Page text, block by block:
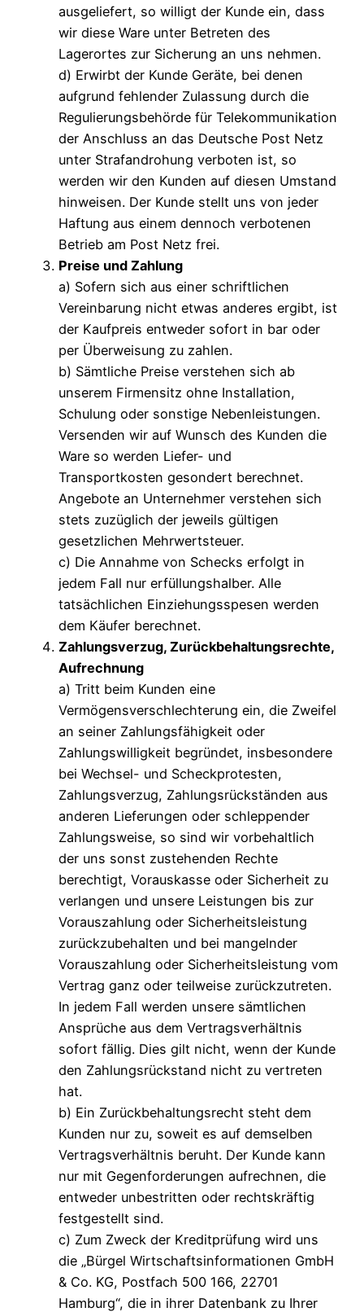
ausgeliefert, so willigt der Kunde ein, dass
wir diese Ware unter Betreten des
Lagerortes zur Sicherung an uns nehmen.
d) Erwirbt der Kunde Geräte, bei denen
aufgrund fehlender Zulassung durch die
Regulierungsbehörde für Telekommunikation
der Anschluss an das Deutsche Post Netz
unter Strafandrohung verboten ist, so
werden wir den Kunden auf diesen Umstand
hinweisen. Der Kunde stellt uns von jeder
Haftung aus einem dennoch verbotenen
Betrieb am Post Netz frei.
Preise und Zahlung
a) Sofern sich aus einer schriftlichen
Vereinbarung nicht etwas anderes ergibt, ist
der Kaufpreis entweder sofort in bar oder
per Überweisung zu zahlen.
b) Sämtliche Preise verstehen sich ab
unserem Firmensitz ohne Installation,
Schulung oder sonstige Nebenleistungen.
Versenden wir auf Wunsch des Kunden die
Ware so werden Liefer- und
Transportkosten gesondert berechnet.
Angebote an Unternehmer verstehen sich
stets zuzüglich der jeweils gültigen
gesetzlichen Mehrwertsteuer.
c) Die Annahme von Schecks erfolgt in
jedem Fall nur erfüllungshalber. Alle
tatsächlichen Einziehungsspesen werden
dem Käufer berechnet.
Zahlungsverzug, Zurückbehaltungsrechte,
Aufrechnung
a) Tritt beim Kunden eine
Vermögensverschlechterung ein, die Zweifel
an seiner Zahlungsfähigkeit oder
Zahlungswilligkeit begründet, insbesondere
bei Wechsel- und Scheckprotesten,
Zahlungsverzug, Zahlungsrückständen aus
anderen Lieferungen oder schleppender
Zahlungsweise, so sind wir vorbehaltlich
der uns sonst zustehenden Rechte
berechtigt, Vorauskasse oder Sicherheit zu
verlangen und unsere Leistungen bis zur
Vorauszahlung oder Sicherheitsleistung
zurückzubehalten und bei mangelnder
Vorauszahlung oder Sicherheitsleistung vom
Vertrag ganz oder teilweise zurückzutreten.
In jedem Fall werden unsere sämtlichen
Ansprüche aus dem Vertragsverhältnis
sofort fällig. Dies gilt nicht, wenn der Kunde
den Zahlungsrückstand nicht zu vertreten
hat.
b) Ein Zurückbehaltungsrecht steht dem
Kunden nur zu, soweit es auf demselben
Vertragsverhältnis beruht. Der Kunde kann
nur mit Gegenforderungen aufrechnen, die
entweder unbestritten oder rechtskräftig
festgestellt sind.
c) Zum Zweck der Kreditprüfung wird uns
die „Bürgel Wirtschaftsinformationen GmbH
& Co. KG, Postfach 500 166, 22701
Hamburg“, die in ihrer Datenbank zu Ihrer